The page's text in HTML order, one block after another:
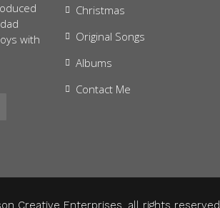
with
Christmas
Original Songs
Albums
Contact Me
Creative Enterprises, all rights reserved.